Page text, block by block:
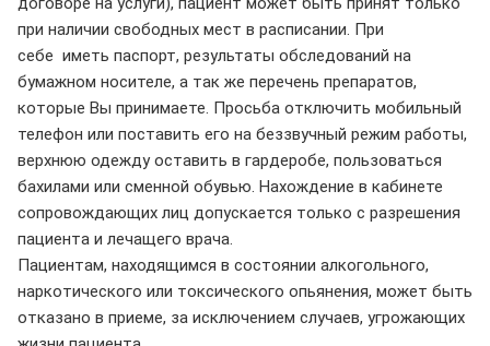
при наличии свободных мест в расписании. При
себе иметь паспорт, результаты обследований на
бумажном носителе, а так же перечень препаратов,
которые Вы принимаете. Просьба отключить мобильный
телефон или поставить его на беззвучный режим работы,
верхнюю одежду оставить в гардеробе, пользоваться
бахилами или сменной обувью. Нахождение в кабинете
сопровождающих лиц допускается только с разрешения
пациента и лечащего врача.
Пациентам, находящимся в состоянии алкогольного,
наркотического или токсического опьянения, может быть
отказано в приеме, за исключением случаев, угрожающих